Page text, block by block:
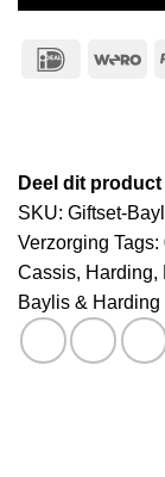
IDeal
Deel dit product
SKU: Giftset-
Verzorging Tags:
Cassis, Harding,
Baylis & Harding